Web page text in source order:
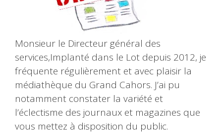
Monsieur le Directeur général des
services,Implanté dans le Lot depuis 2012, je
fréquente régulièrement et avec plaisir la
médiathèque du Grand Cahors. J’ai pu
notamment constater la variété et
l’éclectisme des journaux et magazines que
vous mettez à disposition du public.